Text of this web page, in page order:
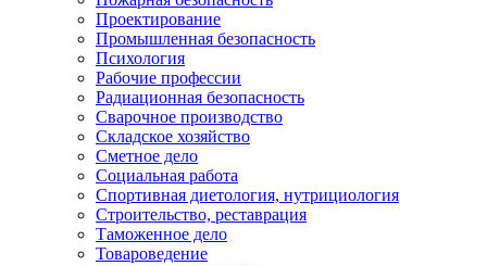
Проектирование
Промышленная безопасность
Психология
Рабочие профессии
Радиационная безопасность
Сварочное производство
Складское хозяйство
Сметное дело
Социальная работа
Спортивная диетология, нутрициология
Строительство, реставрация
Таможенное дело
Товароведение